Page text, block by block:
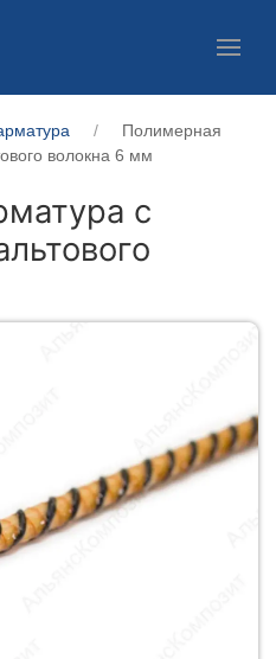
Полимерная
волокна 6 мм
c